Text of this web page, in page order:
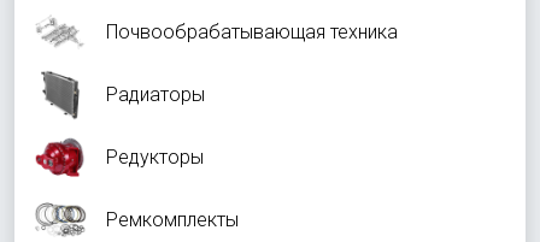
Почвообрабатывающая техника
Радиаторы
Редукторы
Ремкомплекты